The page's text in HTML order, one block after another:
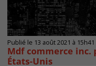
Publié le 13 août 2021 à 15h41
Mdf commerce inc.
États-Unis